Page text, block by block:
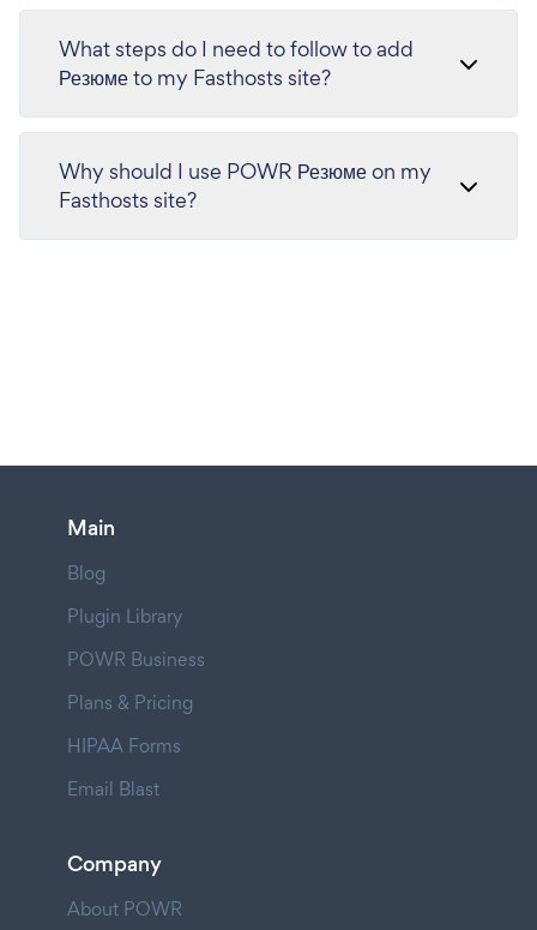
What steps do I need to follow to add
Резюме to my Fasthosts site?
Why should I use POWR Резюме on my
Fasthosts site?
Main
Blog
Plugin Library
POWR Business
Plans & Pricing
HIPAA Forms
Email Blast
Company
About POWR